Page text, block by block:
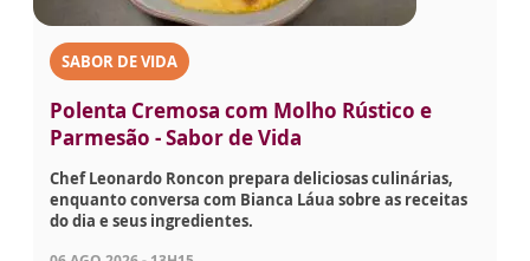
SABOR DE VIDA
Polenta Cremosa com Molho Rústico e
Parmesão - Sabor de Vida
Chef Leonardo Roncon prepara deliciosas culinárias,
enquanto conversa com Bianca Láua sobre as receitas
do dia e seus ingredientes.